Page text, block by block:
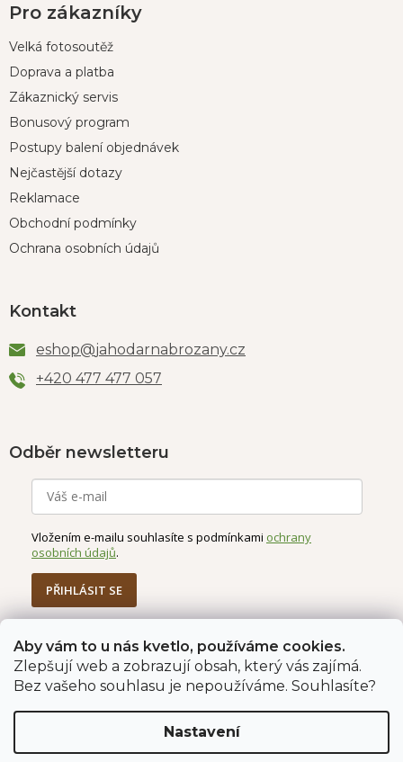
Aby vám to u nás kvetlo, používáme cookies.
Zlepšují web a zobrazují obsah, který vás zajímá.
Bez vašeho souhlasu je nepoužíváme. Souhlasíte?
Nastavení
Pro zákazníky
Velká fotosoutěž
Doprava a platba
Zákaznický servis
Bonusový program
Postupy balení objednávek
Nejčastější dotazy
Reklamace
Obchodní podmínky
Ochrana osobních údajů
Kontakt
eshop@jahodarnabrozany.cz
+420 477 477 057
Odběr newsletteru
Vložením e-mailu souhlasíte s podmínkami ochrany
osobních údajů.
PŘIHLÁSIT SE
Jahodárna Brozany Obchodní podmínky
Podmínky ochrany údajů
Vytvořil Shoptet Premium